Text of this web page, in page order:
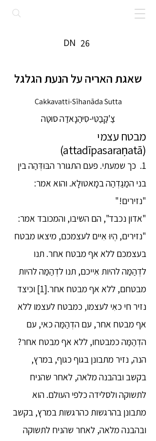
26
DN
שאגת האריה על הנעת הגלגל
Cakkavatti-Sīhanāda Sutta
צַ'קַּבַטִּי-סִיהַנָאדַה סוּטַּה
מבטח עצמי
(attadīpasaraṇatā)
1. כך שמעתי. פעם התגורר הבּוּדְּהַה בין
בני המַגַדְהַה במָאטוּלָא. והוא אמר:
"נזירים!"
"אדון נכבד", הם השיבו, והמכובד אמר:
"נזירים, הֶיוּ אִיים לעצמכם, מיצאו מבטח
בעצמכם ללא אף מבטח אחר. תנו
לדְהַמַּה להיות אִייכם, תנו לדְהַמַּה להיות
מבטחם, ללא אף מבטח אחר.[1] וכיצד
נזיר חי כאִי לעצמו, כמבטח לעצמו ללא
אף מבטח אחר, עם הדְהַמַּה כאי, עם
הדְהַמַּה כמבטחו, ללא אף מבטח אחר?
הנה, נזיר מתבונן בגוף כגוף, במרץ,
בקשב ובהבנה מלאה, לאחר שהניח
לתשוקה ולסלידה כלפי העולם. הוא
מתבונן בהרגשות כהרגשות במרץ, בקשב
ובהבנה מלאה, לאחר שהניח לתשוקה